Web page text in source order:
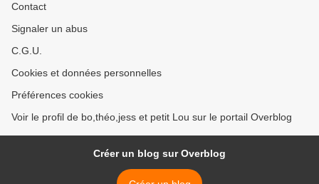
Contact
Signaler un abus
C.G.U.
Cookies et données personnelles
Préférences cookies
Voir le profil de bo,théo,jess et petit Lou sur le portail Overblog
Créer un blog sur Overblog